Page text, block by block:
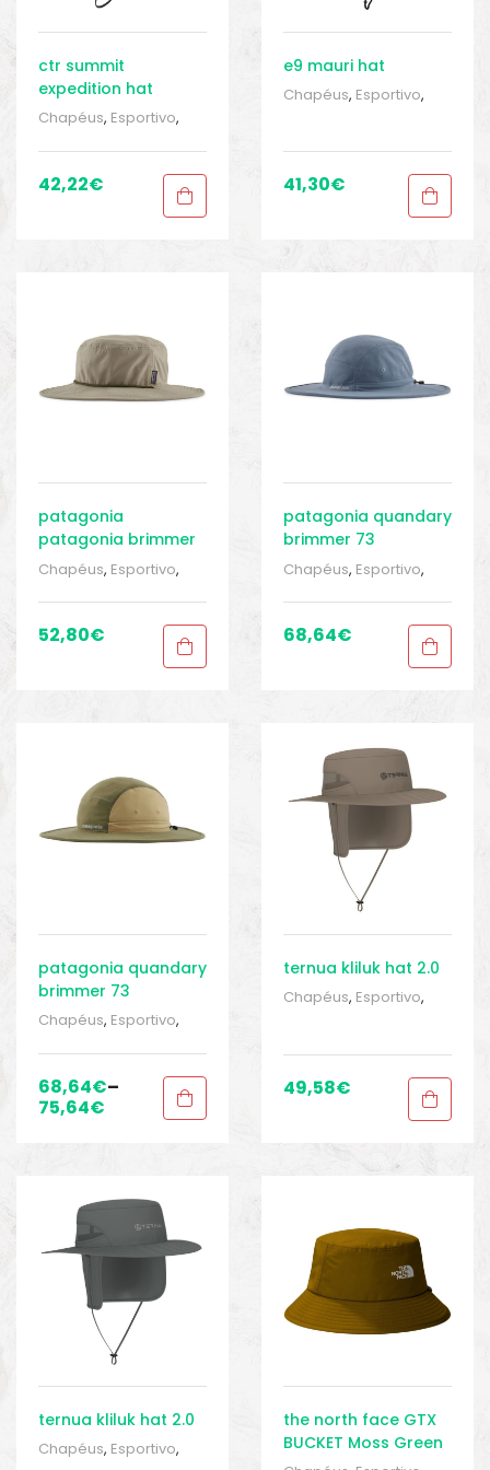
ctr summit
expedition hat
Chapéus, Esportivo,
tubulares
42,22€
e9 mauri hat
Chapéus, Esportivo,
tubulares
41,30€
patagonia
patagonia brimmer
Chapéus, Esportivo,
tubulares
52,80€
patagonia quandary
brimmer 73
Chapéus, Esportivo,
tubulares
68,64€
patagonia quandary
brimmer 73
Chapéus, Esportivo,
Sport Gears 1,Tocas e
tubulares
68,64€–
75,64€
ternua kliluk hat 2.0
Chapéus, Esportivo,
tubulares
49,58€
ternua kliluk hat 2.0
Chapéus, Esportivo,
the north face GTX
BUCKET Moss Green